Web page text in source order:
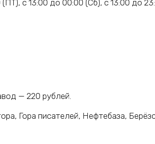
с 13:00 до 00:00 (Сб), с 13:00 до
— 220 рублей.
Гора писателей, Нефтебаза,